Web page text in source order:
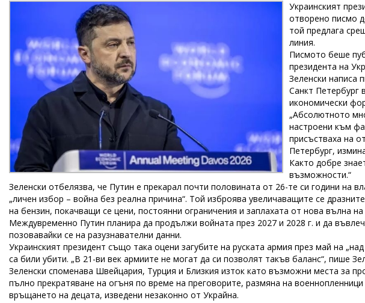
Украинският
отворено писмо
той предлага
линия.
Писмото беше
президента на
Зеленски написа
Санкт Петербург
икономически
„Абсолютното
настроени към
присъстваха на
Петербург,
Както добре
възможности.“
Зеленски отбелязва, че Путин е прекарал почти половината от 26-те си години на
„личен избор – война без реална причина“. Той изброява увеличаващите се
на бензин, покачващи се цени, постоянни ограничения и заплахата от нова вълна
Междувременно Путин планира да продължи войната през 2027 и 2028 г. и да
позовавайки се на разузнавателни данни.
Украинският президент също така оцени загубите на руската армия през май на
са били убити. „В 21-ви век армиите не могат да си позволят такъв баланс“, пише
Зеленски споменава Швейцария, Турция и Близкия изток като възможни места за
пълно прекратяване на огъня по време на преговорите, размяна на
връщането на децата, изведени незаконно от Украйна.